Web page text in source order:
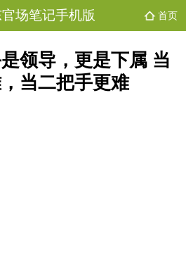
场笔记手机版 首页
领导，更是下属 当
当二把手更难